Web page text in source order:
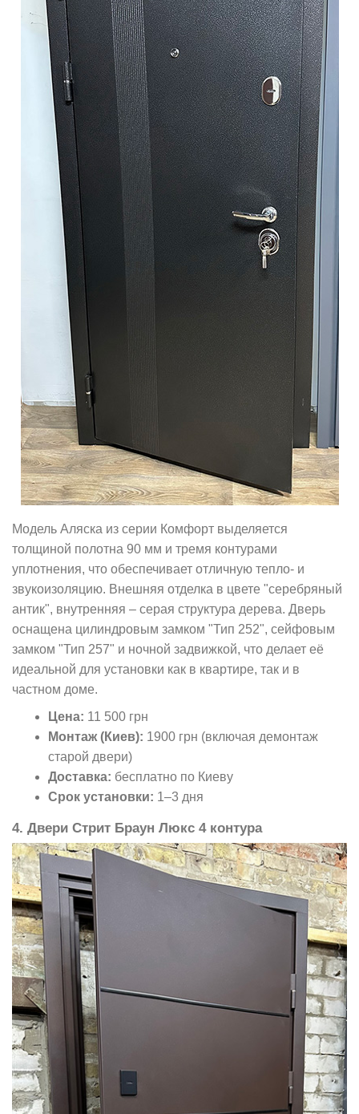
Модель Аляска из серии Комфорт выделяется
толщиной полотна 90 мм и тремя контурами
уплотнения, что обеспечивает отличную тепло- и
звукоизоляцию. Внешняя отделка в цвете "серебряный
антик", внутренняя – серая структура дерева. Дверь
оснащена цилиндровым замком "Тип 252", сейфовым
замком "Тип 257" и ночной задвижкой, что делает её
идеальной для установки как в квартире, так и в
частном доме.
Цена: 11 500 грн
Монтаж (Киев): 1900 грн (включая демонтаж
старой двери)
Доставка: бесплатно по Киеву
Срок установки: 1–3 дня
4. Двери Стрит Браун Люкс 4 контура